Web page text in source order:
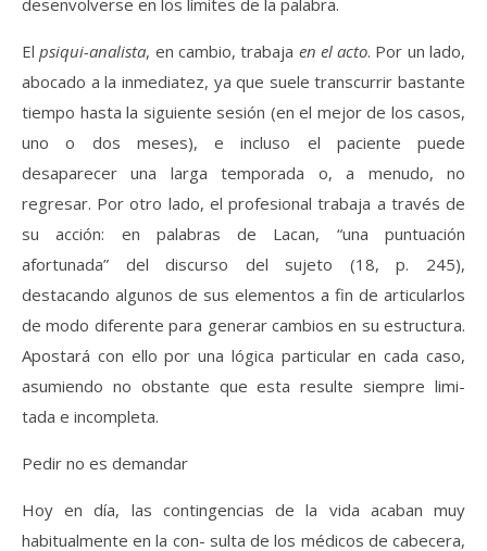
desenvolverse en los límites de la palabra.
Elpsiqui-analista, en cambio, trabaja en el acto. Por un lado,
abocado a la inmediatez, ya que suele transcurrir bastante
tiempo hasta la siguiente sesión (en el mejor de los casos,
uno o dos meses), e incluso el paciente puede
desaparecer una larga temporada o, a menudo, no
regresar. Por otro lado, el profesional trabaja a través de
su acción: en palabras de Lacan, “una puntuación
afortunada” del discurso del sujeto (18, p. 245),
destacando algunos de sus elementos a fin de articularlos
de modo diferente para generar cambios en su estructura.
Apostará con ello por una lógica particular en cada caso,
asumiendo no obstante que esta resulte siempre limi-
tada e incompleta.
Pedir no es demandar
Hoy en día, las contingencias de la vida acaban muy
habitualmente en la con- sulta de los médicos de cabecera,